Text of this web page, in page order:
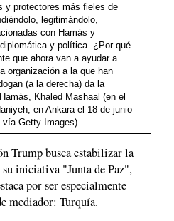
y protectores más fieles de
legitimándolo,
con Hamás y
y política. ¿Por qué
que ahora van a ayudar a
organización a la que han
(a la derecha) da la
Khaled Mashaal (en el
en Ankara el 18 de junio
Getty Images).
Trump busca estabilizar la
su iniciativa "Junta de Paz",
por ser especialmente
mediador: Turquía.